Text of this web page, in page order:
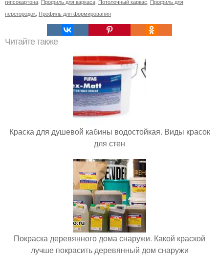
перегородок Профиль для формирования
Читайте также
Краска для душевой кабины водостойкая. Виды красок
для стен
Покраска деревянного дома снаружи. Какой краской
лучше покрасить деревянный дом снаружи